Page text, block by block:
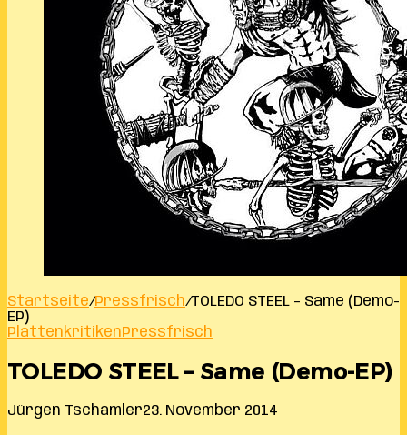
Startseite/Pressfrisch/TOLEDO STEEL – Same (Demo-
EP)
PlattenkritikenPressfrisch
TOLEDO STEEL – Same (Demo-EP)
Jürgen Tschamler23. November 2014